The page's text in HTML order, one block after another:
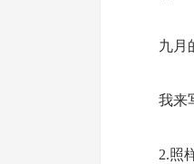
九
我
2.照